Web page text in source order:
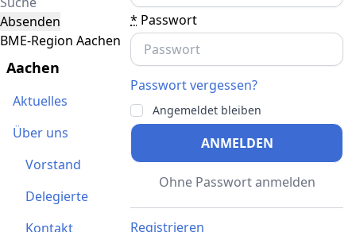
* Passwort
Passwort vergessen?
Angemeldet bleiben
ANMELDEN
Ohne Passwort anmelden
Registrieren
Absenden
BME-Region Aachen
Aachen
Aktuelles
Über uns
Vorstand
Delegierte
Kontakt